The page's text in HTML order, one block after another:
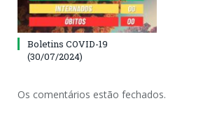
Boletins COVID-19
(30/07/2024)
Os comentários estão fechados.